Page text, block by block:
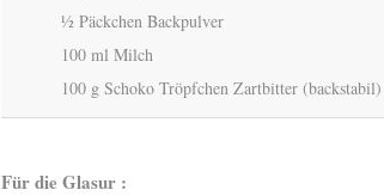
½ Päckchen Backpulver
100 ml Milch
100 g Schoko Tröpfchen Zartbitter (backstabil)
Für die Glasur :